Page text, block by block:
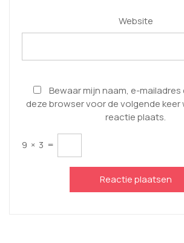
Website
Bewaar mijn naam, e-
deze browser voor de volgende keer
reactie plaats.
9 × 3 =